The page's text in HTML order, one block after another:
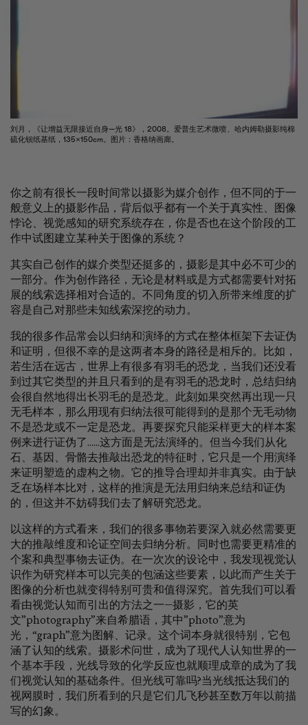
刘月，《让增益无限接近自身—光 18》，2008。爱普生艺术微喷、哈内姆勒摄影纯棉
硫化钡纸基纸，135×150cm。图片：香格纳画廊。
你之前有很长一段时间常以摄影为媒介创作，但不同的于一
般意义上的摄影作品，背后似乎都有一个关于真实性、图像
悖论、视觉感知的研究系统存在，你是否也在这个阶段的工
作中试图建立某种关于图像的系统？
其实自己创作的媒介类型还挺多的，摄影是其中必不可少的
一部分。作为创作路径，无论是材料或是方式都需要针对拓
展的线索选择相对合适的。不同角度的切入所带来维度的扩
容是自己对那些未知线索深挖的动力。
我的很多作品常会以归纳和演绎的方式在整体框架下去证伪
和证明，但很不幸的是这两者本身的路径是相斥的。比如，
若生活在远古，世界上有很多有羽毛的恐龙，当我们还没看
到过其它类型的并且只看到的是有羽毛的恐龙时，总结归纳
会很自然地得出长羽毛的是恐龙。此刻如果突然再出现一只
无毛样本，那么用现有归纳法很可能得到的是那个无毛动物
不是恐龙或不一定是恐龙。再要探究只能采样更大的样本案
例来进行证伪了......这方面是无法演绎的。但当今我们从化
石、基因、骨骼去推敲出恐龙的特征时，它只是一个用演绎
来证明塑造的虚构之物。它的推导合理却并非真实。由于缺
乏在场样本比对，这样的推演是无法用归纳来总结和证伪
的，但这并不妨碍我们去了解研究恐龙。
以这样的方式看来，我们的很多事物若要深入就必然需要更
大的推敲维度和论证空间去归纳分析。同时也需要更精准的
个案和典型事物去证伪。在一次次的设论中，我发现视觉认
识作为研究样本可以完美的包涵这些要素，以此而产生关于
图像的分析也就变得特别可贵和值得深究。首先我们可以看
看由视觉认知而引出的方法之一—摄影，它的英
文”photography”来自希腊语，其中”photo”意为
光，“graph”意为图解、记录。这个词本身就很特别，它包
涵了认知的线索。摄影术问世，成为了现代人认知世界的一
个基本手段，光线导致的化学反应也就顺理成章的成为了我
们视觉认知的基础条件。但光线可靠吗?当光线抵达我们的
视网膜时，我们所看到的只是它们几飞秒甚至数万年以前描
写的幻象。